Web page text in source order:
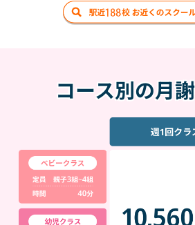
コース別の月